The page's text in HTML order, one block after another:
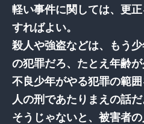
軽い事件に関しては、更
すればよい。
殺人や強盗などは、もう
の犯罪だろ、たとえ年齢が
不良少年がやる犯罪の範
人の刑であたりまえの話だ
そうじゃないと、被害者の